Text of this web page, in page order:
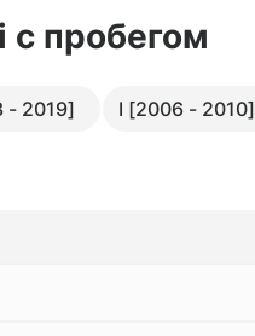
с пробегом
- 2019]
I [2006 - 2010]